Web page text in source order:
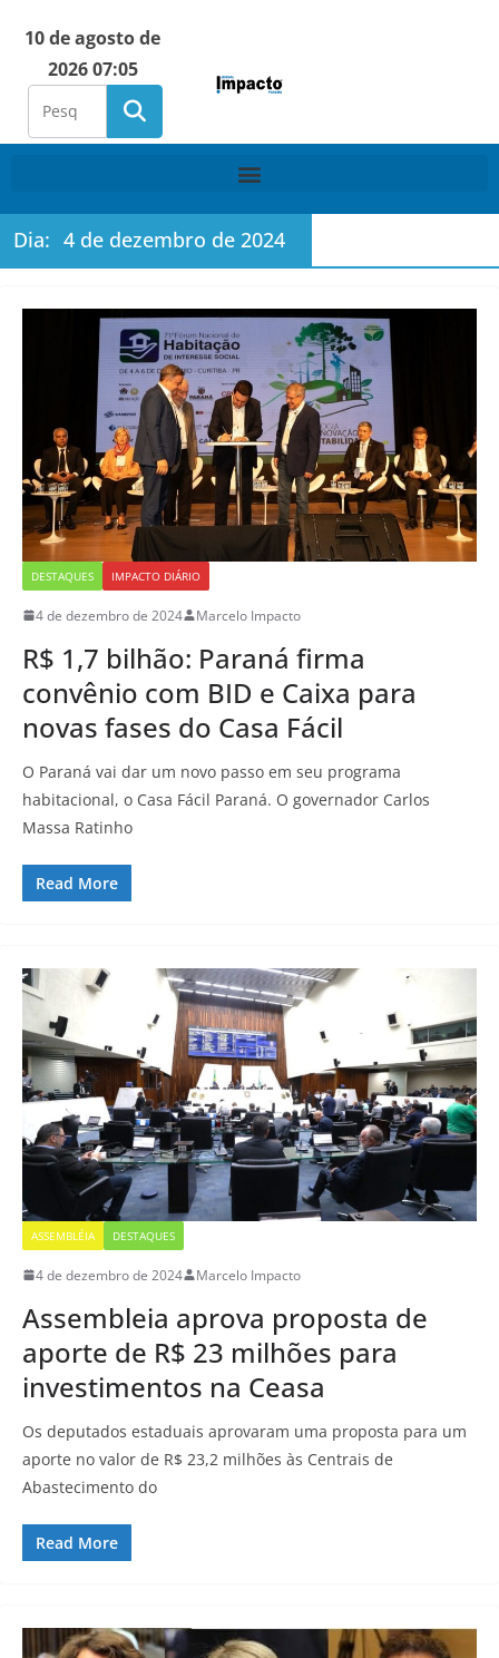
10 de agosto de
2026 07:05
Dia: 4 de dezembro de 2024
DESTAQUES IMPACTO DIÁRIO
4 de dezembro de 2024 Marcelo Impacto
R$ 1,7 bilhão: Paraná firma
convênio com BID e Caixa para
novas fases do Casa Fácil
O Paraná vai dar um novo passo em seu programa
habitacional, o Casa Fácil Paraná. O governador Carlos
Massa Ratinho
Read More
ASSEMBLÉIA DESTAQUES
4 de dezembro de 2024 Marcelo Impacto
Assembleia aprova proposta de
aporte de R$ 23 milhões para
investimentos na Ceasa
Os deputados estaduais aprovaram uma proposta para um
aporte no valor de R$ 23,2 milhões às Centrais de
Abastecimento do
Read More